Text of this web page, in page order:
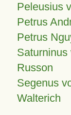
Peleusius
Petrus
Petrus
Saturninus
Russon
Segenus
Walterich